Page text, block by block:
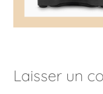
Laisser un